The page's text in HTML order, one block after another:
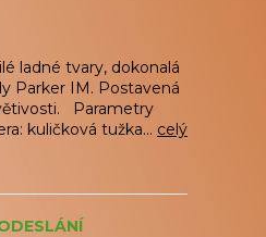
ladné tvary, dokonalá
Parker IM. Postavená
Parametry
kuličková tužka... celý